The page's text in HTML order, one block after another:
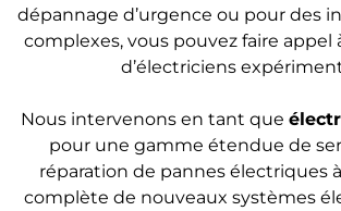
dépannage d’urgence ou pour des
complexes, vous pouvez faire appel
d’électriciens
Nous intervenons en tant que
pour une gamme étendue de
réparation de pannes électriques
complète de nouveaux systèmes